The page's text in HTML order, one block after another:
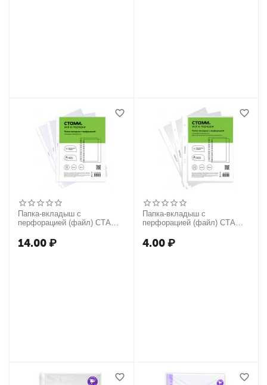
Папка-вкладыш с
перфорацией (файл) СТАММ
14.00₽
Папка-вкладыш с
перфорацией (файл) СТАММ
4.00₽